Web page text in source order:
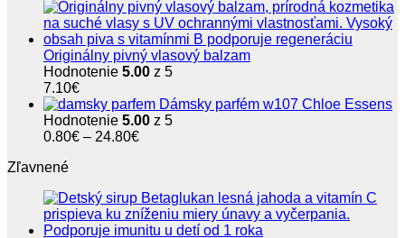
Originálny pivný vlasový balzam
Hodnotenie 5.00 z 5
7.10€
Dámsky parfém w107 Chloe Essens
Hodnotenie 5.00 z 5
0.80€ – 24.80€Price
24.80€
Zľavnené